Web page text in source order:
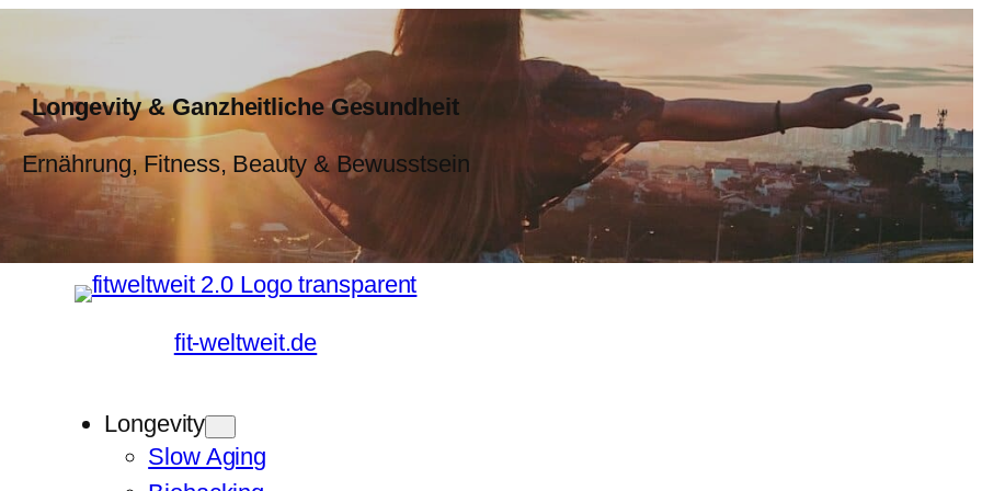
Longevity & Ganzheitliche Gesundheit
Ernährung, Fitness, Beauty & Bewusstsein
fit-weltweit.de
Longevity
Slow Aging